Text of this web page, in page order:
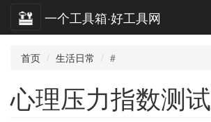
一个工具箱·好工具网
首页 生活日常 #
心理压力指数测试